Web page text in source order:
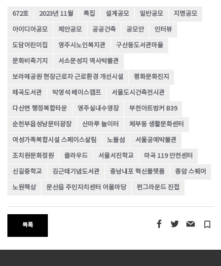
672호 2023년 11월 특집 설계공모 일반공모 지명공모
아이디어공모 제안공모 공공건축 공모안 인터뷰
도담어린이집 영주시노인복지관 구산동도서관마을
문화비축기지 서소문성지 역사박물관
보라매공원 현장근로자 근로환경 개선시설 평화문화진지
매곡도서관 박영석 베이스캠프 서울도시건축전시관
다산면 행정복합타운 영주실내수영장 부천아트벙커 B39
순천부읍성남문터광장 산마루 놀이터 체부동 생활문화센터
여성가족복합시설 스페이스살림 노들섬 서울공예박물관
조치원문화정원 클라우드 서울서진학교 마곡 119 안전센터
신길중학교 김근태기념도서관 충남내포 혁신플랫폼 종암 스퀘어
노원책상 문산읍 주민자치센터 어울마당 펀그라운드 진접
목록 turned_in_not